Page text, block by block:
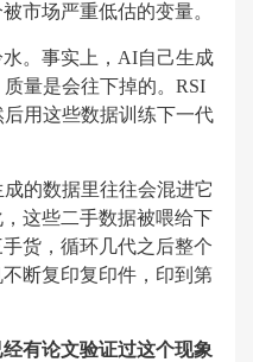
市场严重低估的变量。
。事实上，AI自己生成
量是会往下掉的。RSI
用这些数据训练下一代
的数据里往往会混进它
这些二手数据被喂给下
货，循环几代之后整个
断复印复印件，印到第
有论文验证过这个现象